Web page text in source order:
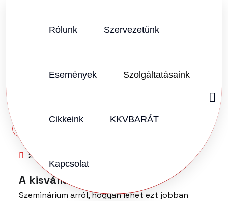
Rólunk Szervezetünk
Események Szolgáltatásaink
Cikkeink KKVBARÁT
Kapcsolat
2025.05.27.
A kisvállalkozók nyugdíja
Szeminárium arról, hogyan lehet ezt jobban